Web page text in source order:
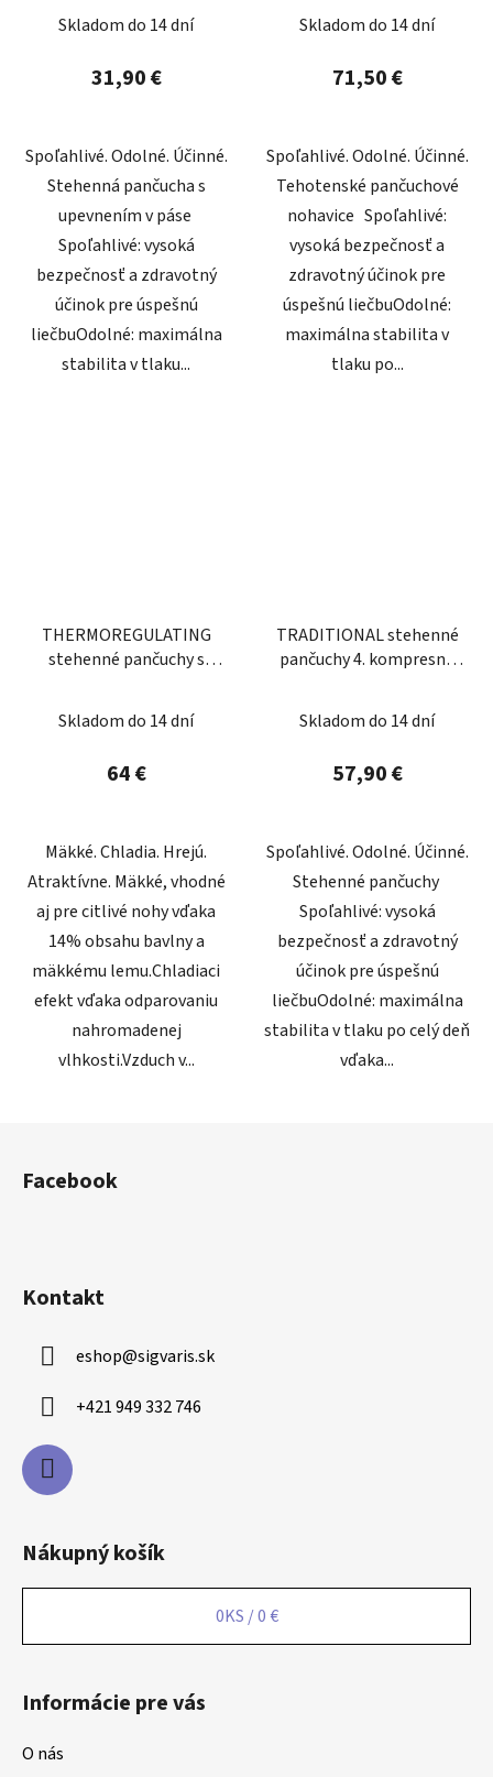
Skladom do 14 dní
31,90 €
Spoľahlivé. Odolné. Účinné.
Stehenná pančucha s
upevnením v páse
Spoľahlivé: vysoká
bezpečnosť a zdravotný
účinok pre úspešnú
liečbuOdolné: maximálna
stabilita v tlaku...
Skladom do 14 dní
71,50 €
Spoľahlivé. Odolné. Účinné.
Tehotenské pančuchové
nohavice Spoľahlivé:
vysoká bezpečnosť a
zdravotný účinok pre
úspešnú liečbuOdolné:
maximálna stabilita v
tlaku po...
THERMOREGULATING
stehenné pančuchy s
Skladom do 14 dní
64 €
Mäkké. Chladia. Hrejú.
Atraktívne. Mäkké, vhodné
aj pre citlivé nohy vďaka
14% obsahu bavlny a
mäkkému lemu.Chladiaci
efekt vďaka odparovaniu
nahromadenej
vlhkosti.Vzduch v...
TRADITIONAL stehenné
pančuchy 4. kompresná
Skladom do 14 dní
57,90 €
Spoľahlivé. Odolné. Účinné.
Stehenné pančuchy
Spoľahlivé: vysoká
bezpečnosť a zdravotný
účinok pre úspešnú
liečbuOdolné: maximálna
stabilita v tlaku po celý deň
vďaka...
Facebook
Kontakt
eshop@sigvaris.sk
+421 949 332 746
Nákupný košík
0KS /0 €
Informácie pre vás
O nás